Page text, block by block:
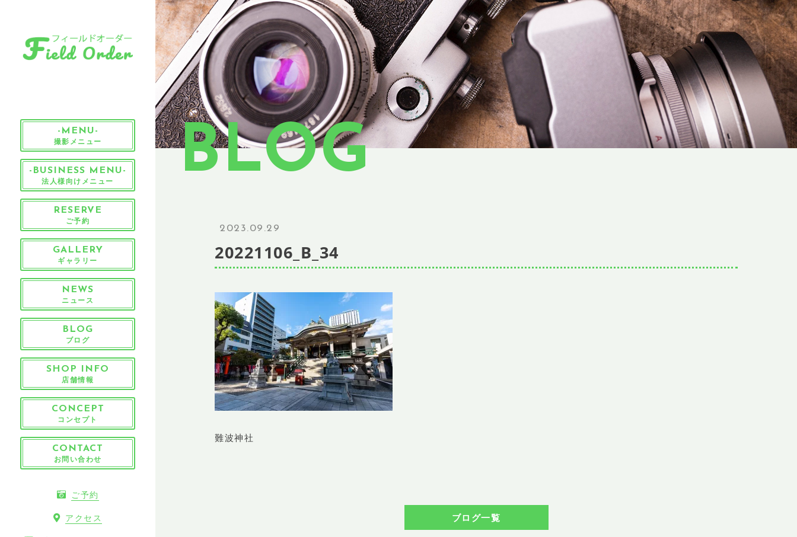
-MENU-
撮影メニュー
-BUSINESS MENU-
法人様向けメニュー
RESERVE
ご予約
GALLERY
ギャラリー
NEWS
ニュース
BLOG
ブログ
SHOP INFO
店舗情報
CONCEPT
コンセプト
CONTACT
お問い合わせ
ご予約
アクセス
BLOG
2023.09.29
20221106_B_34
難波神社
ブログ一覧